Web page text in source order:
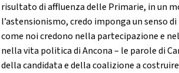
risultato di affluenza delle Primarie, in un
l’astensionismo, credo imponga un senso
come noi credono nella partecipazione e
nella vita politica di Ancona – le parole di
della candidata e della coalizione a